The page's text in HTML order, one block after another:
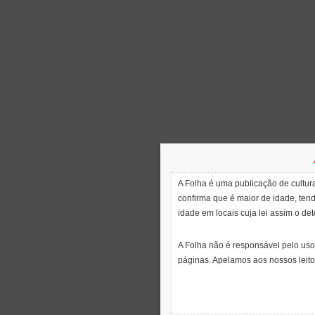
A Folha é uma publicação de
confirma que é maior de idade,
idade em locais cuja lei assim o
A Folha não é responsável pelo
páginas. Apelamos aos nossos